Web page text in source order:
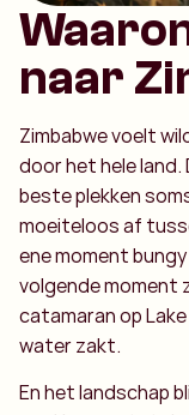
naar
Zimbabwe voelt
door het hele land.
beste plekken
moeiteloos af
ene moment
volgende moment
catamaran op
water zakt.
En het landschap